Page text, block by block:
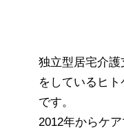
独立型居宅介
をしているヒト
です。
2012年からケア